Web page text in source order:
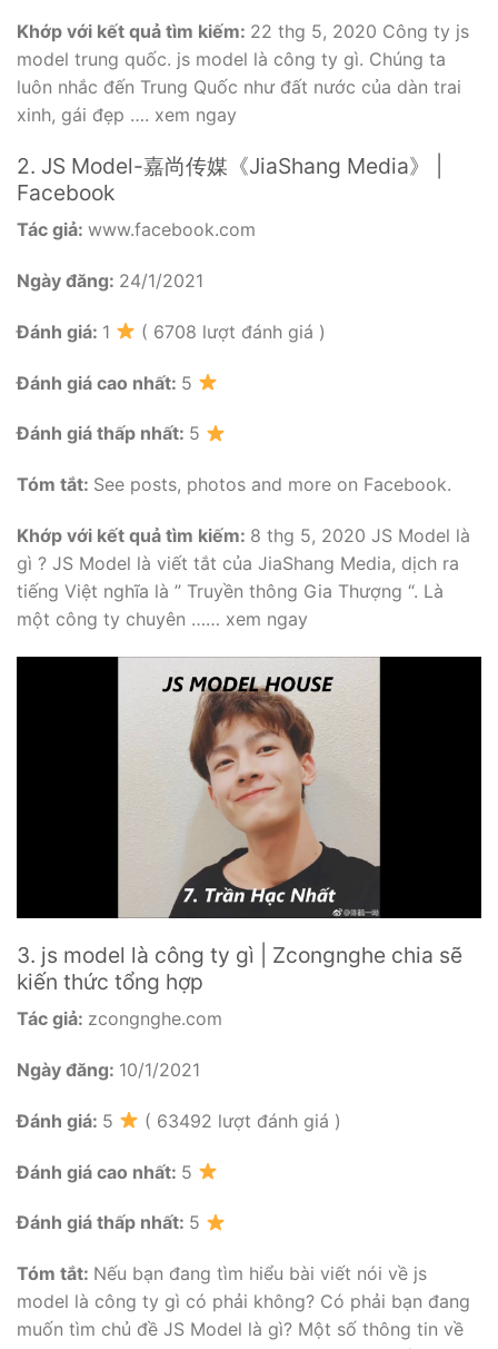
Khớp với kết quả tìm kiếm: 22 thg 5, 2020 Công ty js
model trung quốc. js model là công ty gì. Chúng ta
luôn nhắc đến Trung Quốc như đất nước của dàn trai
xinh, gái đẹp …. xem ngay
2. JS Model-嘉尚传媒《JiaShang Media》 |
Facebook
Tác giả: www.facebook.com
Ngày đăng: 24/1/2021
Đánh giá: 1 ( 6708 lượt đánh giá )
Đánh giá cao nhất: 5
Đánh giá thấp nhất: 5
Tóm tắt: See posts, photos and more on Facebook.
Khớp với kết quả tìm kiếm: 8 thg 5, 2020 JS Model là
gì ? JS Model là viết tắt của JiaShang Media, dịch ra
tiếng Việt nghĩa là ” Truyền thông Gia Thượng “. Là
một công ty chuyên …… xem ngay
3. js model là công ty gì | Zcongnghe chia sẽ
kiến thức tổng hợp
Tác giả: zcongnghe.com
Ngày đăng: 10/1/2021
Đánh giá: 5 ( 63492 lượt đánh giá )
Đánh giá cao nhất: 5
Đánh giá thấp nhất: 5
Tóm tắt: Nếu bạn đang tìm hiểu bài viết nói về js
model là công ty gì có phải không? Có phải bạn đang
muốn tìm chủ đề JS Model là gì? Một số thông tin về